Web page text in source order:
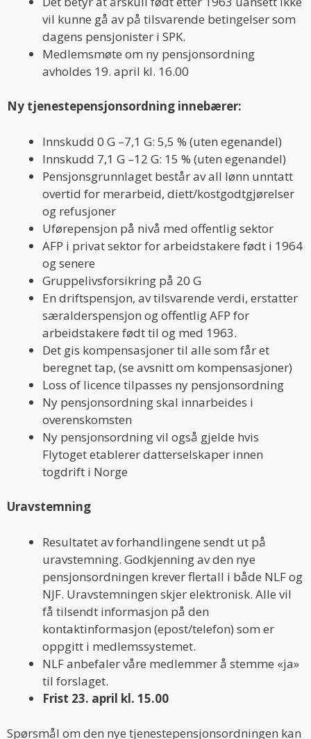
vil kunne gå av på tilsvarende betingelser som
dagens pensjonister i SPK.
Medlemsmøte om ny pensjonsordning
avholdes 19. april kl. 16.00
Ny tjenestepensjonsordning innebærer:
Innskudd 0 G –7,1 G: 5,5 % (uten egenandel)
Innskudd 7,1 G –12 G: 15 % (uten egenandel)
Pensjonsgrunnlaget består av all lønn unntatt
overtid for merarbeid, diett/kostgodtgjørelser
og refusjoner
Uførepensjon på nivå med offentlig sektor
AFP i privat sektor for arbeidstakere født i 1964
og senere
Gruppelivsforsikring på 20 G
En driftspensjon, av tilsvarende verdi, erstatter
særalderspensjon og offentlig AFP for
arbeidstakere født til og med 1963.
Det gis kompensasjoner til alle som får et
beregnet tap, (se avsnitt om kompensasjoner)
Loss of licence tilpasses ny pensjonsordning
Ny pensjonsordning skal innarbeides i
overenskomsten
Ny pensjonsordning vil også gjelde hvis
Flytoget etablerer datterselskaper innen
togdrift i Norge
Uravstemning
Resultatet av forhandlingene sendt ut på
uravstemning. Godkjenning av den nye
pensjonsordningen krever flertall i både NLF og
NJF. Uravstemningen skjer elektronisk. Alle vil
få tilsendt informasjon på den
kontaktinformasjon (epost/telefon) som er
oppgitt i medlemssystemet.
NLF anbefaler våre medlemmer å stemme «ja»
til forslaget.
Frist 23. april kl. 15.00
Spørsmål om den nye tjenestepensjonsordningen kan